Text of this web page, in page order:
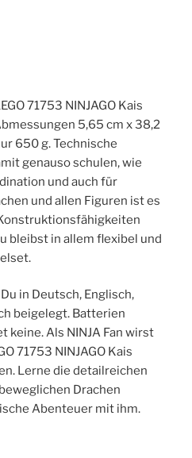
71753 NINJAGO Kais
5,65 cm x 38,2
650 g. Technische
genauso schulen, wie
und auch für
und allen Figuren ist es
bleibst in allem flexibel und
in Deutsch, Englisch,
beigelegt. Batterien
keine. Als NINJA Fan wirst
71753 NINJAGO Kais
Lerne die detailreichen
Drachen
Abenteuer mit ihm.